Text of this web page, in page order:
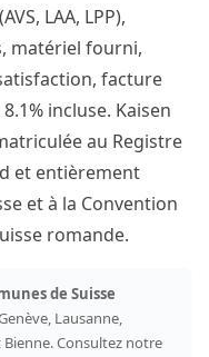
LAA, LPP),
matériel fourni,
facture
incluse. Kaisen
au Registre
et entièrement
et à la Convention
romande.
de Suisse
Lausanne,
Consultez notre